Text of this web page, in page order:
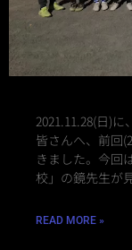
2021.11.28(日)
皆さんへ、前回
きました。⁡今回
校」の鏡先生が
READ MORE »